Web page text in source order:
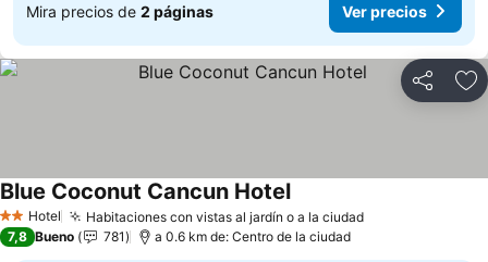
Mira precios de 2 páginas Ver precios
Compartir
2 Estrellas
Hotel Habitaciones con vistas al jardín o a la ciudadVer precios
Blue Coconut Cancun HotelVer precios
7,8 Bueno 781 a 0.6 km de: Centro de la ciudad